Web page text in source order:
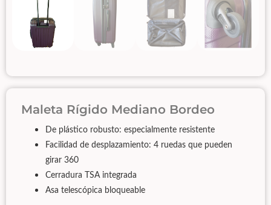
Maleta Rígido Mediano Bordeo
De plástico robusto: especialmente resistente
Facilidad de desplazamiento: 4 ruedas que pueden
girar 360
Cerradura TSA integrada
Asa telescópica bloqueable